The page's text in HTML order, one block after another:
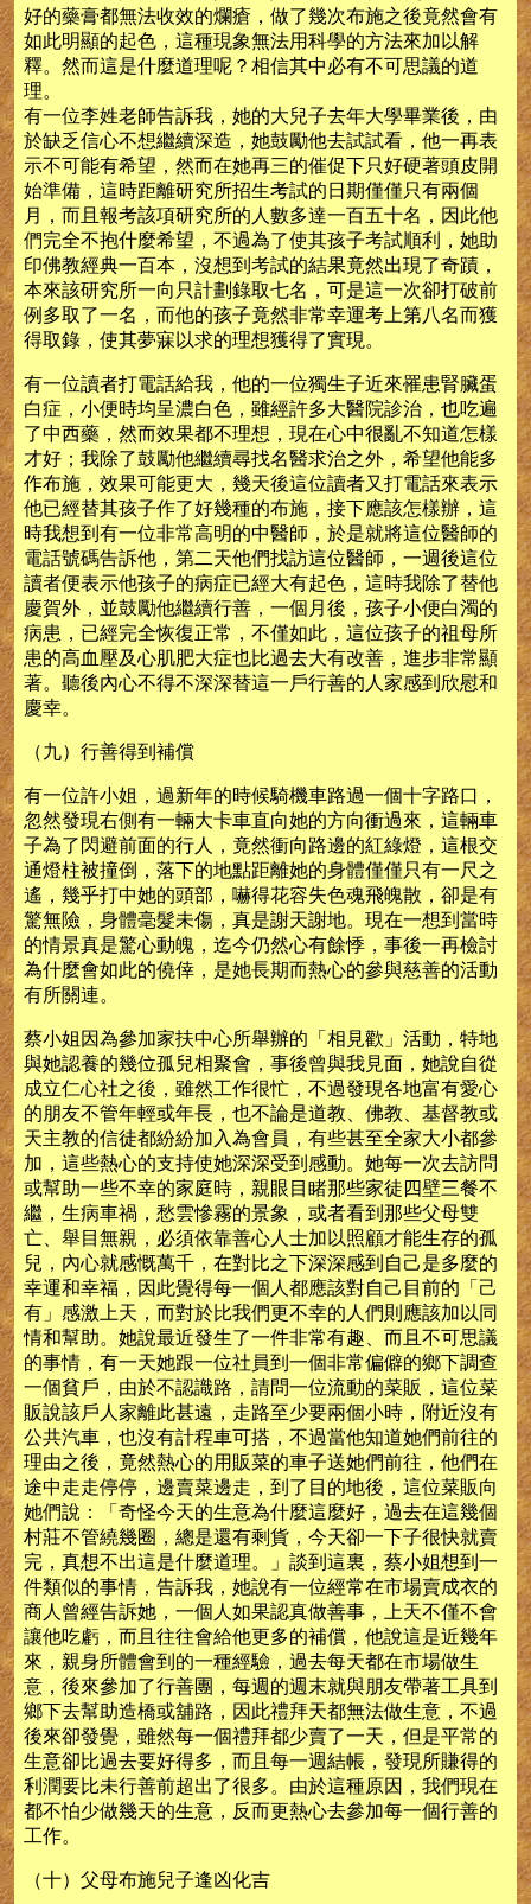
好的藥膏都無法收效的爛瘡，做了幾次布施之後竟然會有
如此明顯的起色，這種現象無法用科學的方法來加以解
釋。然而這是什麼道理呢？相信其中必有不可思議的道
理。
有一位李姓老師告訴我，她的大兒子去年大學畢業後，由
於缺乏信心不想繼續深造，她鼓勵他去試試看，他一再表
示不可能有希望，然而在她再三的催促下只好硬著頭皮開
始準備，這時距離研究所招生考試的日期僅僅只有兩個
月，而且報考該項研究所的人數多達一百五十名，因此他
們完全不抱什麼希望，不過為了使其孩子考試順利，她助
印佛教經典一百本，沒想到考試的結果竟然出現了奇蹟，
本來該研究所一向只計劃錄取七名，可是這一次卻打破前
例多取了一名，而他的孩子竟然非常幸運考上第八名而獲
得取錄，使其夢寐以求的理想獲得了實現。
有一位讀者打電話給我，他的一位獨生子近來罹患腎臟蛋
白症，小便時均呈濃白色，雖經許多大醫院診治，也吃遍
了中西藥，然而效果都不理想，現在心中很亂不知道怎樣
才好；我除了鼓勵他繼續尋找名醫求治之外，希望他能多
作布施，效果可能更大，幾天後這位讀者又打電話來表示
他已經替其孩子作了好幾種的布施，接下應該怎樣辦，這
時我想到有一位非常高明的中醫師，於是就將這位醫師的
電話號碼告訴他，第二天他們找訪這位醫師，一週後這位
讀者便表示他孩子的病症已經大有起色，這時我除了替他
慶賀外，並鼓勵他繼續行善，一個月後，孩子小便白濁的
病患，已經完全恢復正常，不僅如此，這位孩子的祖母所
患的高血壓及心肌肥大症也比過去大有改善，進步非常顯
著。聽後內心不得不深深替這一戶行善的人家感到欣慰和
慶幸。
（九）行善得到補償
有一位許小姐，過新年的時候騎機車路過一個十字路口，
忽然發現右側有一輛大卡車直向她的方向衝過來，這輛車
子為了閃避前面的行人，竟然衝向路邊的紅綠燈，這根交
通燈柱被撞倒，落下的地點距離她的身體僅僅只有一尺之
遙，幾乎打中她的頭部，嚇得花容失色魂飛魄散，卻是有
驚無險，身體毫髮未傷，真是謝天謝地。現在一想到當時
的情景真是驚心動魄，迄今仍然心有餘悸，事後一再檢討
為什麼會如此的僥倖，是她長期而熱心的參與慈善的活動
有所關連。
蔡小姐因為參加家扶中心所舉辦的「相見歡」活動，特地
與她認養的幾位孤兒相聚會，事後曾與我見面，她說自從
成立仁心社之後，雖然工作很忙，不過發現各地富有愛心
的朋友不管年輕或年長，也不論是道教、佛教、基督教或
天主教的信徒都紛紛加入為會員，有些甚至全家大小都參
加，這些熱心的支持使她深深受到感動。她每一次去訪問
或幫助一些不幸的家庭時，親眼目睹那些家徒四壁三餐不
繼，生病車禍，愁雲慘霧的景象，或者看到那些父母雙
亡、舉目無親，必須依靠善心人士加以照顧才能生存的孤
兒，內心就感慨萬千，在對比之下深深感到自己是多麼的
幸運和幸福，因此覺得每一個人都應該對自己目前的「己
有」感激上天，而對於比我們更不幸的人們則應該加以同
情和幫助。她說最近發生了一件非常有趣、而且不可思議
的事情，有一天她跟一位社員到一個非常偏僻的鄉下調查
一個貧戶，由於不認識路，請問一位流動的菜販，這位菜
販說該戶人家離此甚遠，走路至少要兩個小時，附近沒有
公共汽車，也沒有計程車可搭，不過當他知道她們前往的
理由之後，竟然熱心的用販菜的車子送她們前往，他們在
途中走走停停，邊賣菜邊走，到了目的地後，這位菜販向
她們說：「奇怪今天的生意為什麼這麼好，過去在這幾個
村莊不管繞幾圈，總是還有剩貨，今天卻一下子很快就賣
完，真想不出這是什麼道理。」談到這裏，蔡小姐想到一
件類似的事情，告訴我，她說有一位經常在市場賣成衣的
商人曾經告訴她，一個人如果認真做善事，上天不僅不會
讓他吃虧，而且往往會給他更多的補償，他說這是近幾年
來，親身所體會到的一種經驗，過去每天都在市場做生
意，後來參加了行善團，每週的週末就與朋友帶著工具到
鄉下去幫助造橋或舖路，因此禮拜天都無法做生意，不過
後來卻發覺，雖然每一個禮拜都少賣了一天，但是平常的
生意卻比過去要好得多，而且每一週結帳，發現所賺得的
利潤要比未行善前超出了很多。由於這種原因，我們現在
都不怕少做幾天的生意，反而更熱心去參加每一個行善的
工作。
（十）父母布施兒子逢凶化吉